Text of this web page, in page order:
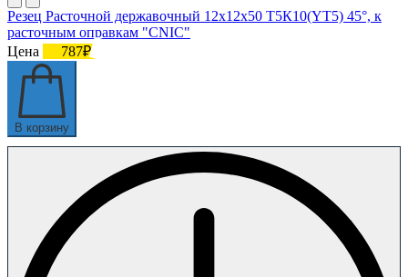
Резец Расточной державочный 12х12х50 Т5К10(YT5) 45°, к
расточным оправкам "CNIC"
Цена
787₽
В корзину